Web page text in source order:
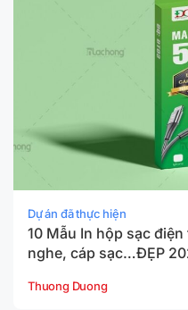
Dự án đã thực hiện
10 Mẫu In hộp sạc
nghe, cáp sạc…ĐẸP
Thuong Duong